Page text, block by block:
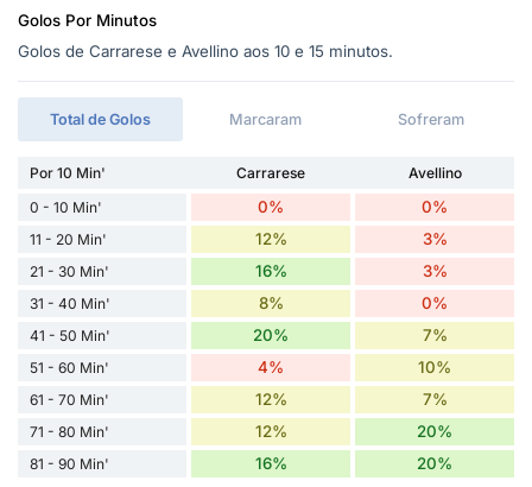
Golos Por Minutos
Golos de Carrarese e Avellino aos 10 e 15 minutos.
Total de Golos Marcaram Sofreram
Por 10 Min' Carrarese
Avellino
0 - 10 Min'
0% 0%
11 - 20 Min' 12% 3%
21 - 30 Min' 16% 3%
31 - 40 Min' 8% 0%
41 - 50 Min' 20% 7%
51 - 60 Min' 4% 10%
61 - 70 Min' 12% 7%
71 - 80 Min' 12% 20%
81 - 90 Min' 16% 20%